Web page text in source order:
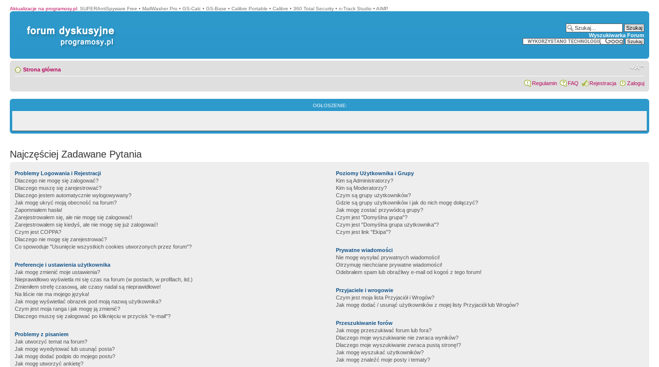
Aktualizacje na programosy.pl: SUPERAntiSpyware Free • MailWasher Pro • GS-Calc • GS-Base • Calibre Portable • Calibre • 360 Total Security • n-Track Studio • AIMP
Wyszukiwarka Forum
Strona główna
Regulamin FAQ Rejestracja Zaloguj
OGŁOSZENIE:
Najczęściej Zadawane Pytania
Problemy Logowania i Rejestracji
Dlaczego nie mogę się zalogować?
Dlaczego muszę się zarejestrować?
Dlaczego jestem automatycznie wylogowywany?
Jak mogę ukryć moją obecność na forum?
Zapomniałem hasła!
Zarejestrowałem się, ale nie mogę się zalogować!
Zarejestrowałem się kiedyś, ale nie mogę się już zalogować!
Czym jest COPPA?
Dlaczego nie mogę się zarejestrować?
Co spowoduje "Usunięcie wszystkich cookies utworzonych przez forum"?
Preferencje i ustawienia użytkownika
Jak mogę zmienić moje ustawienia?
Nieprawidłowo wyświetla mi się czas na forum (w postach, w profilach, itd.)
Zmieniłem strefę czasową, ale czasy nadal są nieprawidłowe!
Na liście nie ma mojego języka!
Jak mogę wyświetlać obrazek pod moją nazwą użytkownika?
Czym jest moja ranga i jak mogę ją zmienić?
Dlaczego muszę się zalogować po kliknięciu w przycisk "e-mail"?
Problemy z pisaniem
Jak utworzyć temat na forum?
Jak mogę wyedytować lub usunąć posta?
Jak mogę dodać podpis do mojego postu?
Jak mogę utworzyć ankietę?
Poziomy Użytkownika i Grupy
Kim są Administratorzy?
Kim są Moderatorzy?
Czym są grupy użytkowników?
Gdzie są grupy użytkowników i jak do nich mogę dołączyć?
Jak mogę zostać przywódcą grupy?
Czym jest "Domyślna grupa"?
Czym jest "Domyślna grupa użytkownika"?
Czym jest link "Ekipa"?
Prywatne wiadomości
Nie mogę wysyłać prywatnych wiadomości!
Otrzymuję niechciane prywatne wiadomości!
Odebrałem spam lub obraźliwy e-mail od kogoś z tego forum!
Przyjaciele i wrogowie
Czym jest moja lista Przyjaciół i Wrogów?
Jak mogę dodać / usunąć użytkowników z mojej listy Przyjaciół lub Wrogów?
Przeszukiwanie forów
Jak mogę przeszukiwać forum lub fora?
Dlaczego moje wyszukiwanie nie zwraca wyników?
Dlaczego moje wyszukiwanie zwraca pustą stronę!?
Jak mogę wyszukać użytkowników?
Jak mogę znaleźć moje posty i tematy?